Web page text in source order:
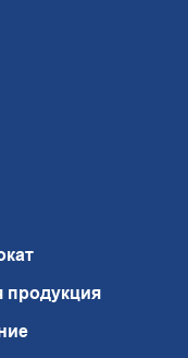
продукция